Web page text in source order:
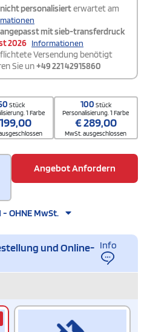
nicht personalisierterwartet am
angepasst mit sieb-transferdruck
2026 Informationen
Versendung benötigt
Sie un+49 221 42915860
Stück
1 Farbe
199,00
100 Stück
Personalisierung. 1 Farbe
€289,00
MwSt. ausgeschlossen
Angebot Anfordern
- OHNE MwSt.
und Online- Info